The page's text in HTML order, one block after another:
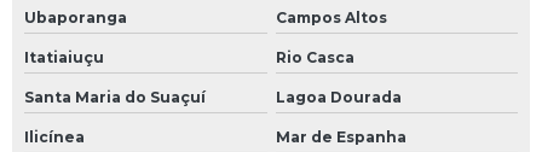
Ubaporanga Campos Altos
Itatiaiuçu Rio Casca
Santa Maria do Suaçuí Lagoa Dourada
Ilicínea Mar de Espanha